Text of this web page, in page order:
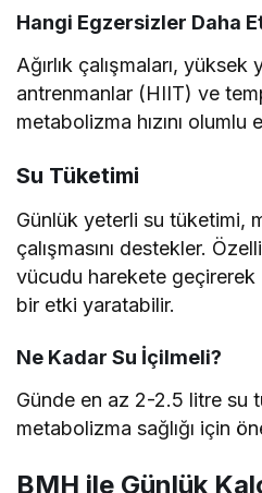
Hangi Egzersizler Daha
Ağırlık çalışmaları,
antrenmanlar (HIIT) ve
metabolizma hızını olumlu
Su Tüketimi
Günlük yeterli su tüketimi,
çalışmasını destekler.
vücudu harekete
bir etki yaratabilir.
Ne Kadar Su İçilmeli?
Günde en az 2-2.5 litre su
metabolizma sağlığı için
BMH ile Günlük